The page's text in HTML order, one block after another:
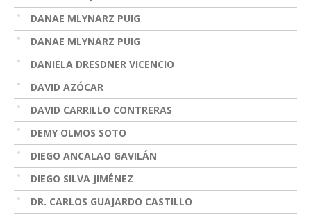
DANAE MLYNARZ PUIG
DANAE MLYNARZ PUIG
DANIELA DRESDNER VICENCIO
DAVID AZÓCAR
DAVID CARRILLO CONTRERAS
DEMY OLMOS SOTO
DIEGO ANCALAO GAVILÁN
DIEGO SILVA JIMÉNEZ
DR. CARLOS GUAJARDO CASTILLO